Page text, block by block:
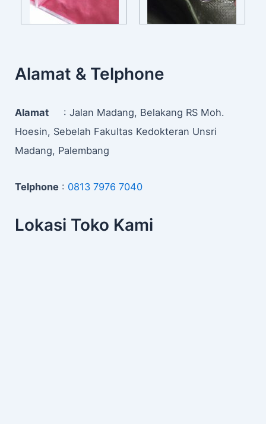
Alamat & Telphone
Alamat : Jalan Madang, Belakang RS Moh.
Hoesin, Sebelah Fakultas Kedokteran Unsri
Madang, Palembang
Telphone : 0813 7976 7040
Lokasi Toko Kami